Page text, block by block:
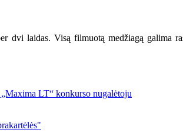
dvi laidas. Visą filmuotą medžiagą galima
LT“ konkurso nugalėtoju